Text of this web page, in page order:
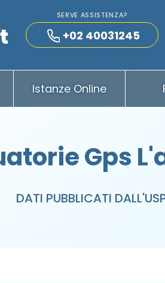
SERVE ASSISTENZA?
+02 40031245
Istanze Online
Gps
DATI PUBBLICATI